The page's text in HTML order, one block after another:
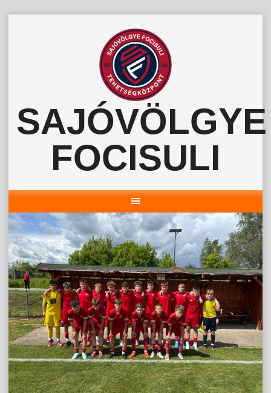
SAJÓVÖLGYE
FOCISULI